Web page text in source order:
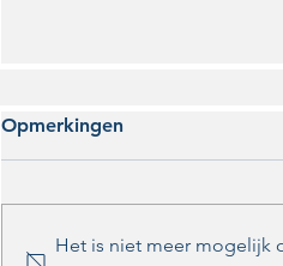
Opmerkingen
Het is niet meer mogelijk